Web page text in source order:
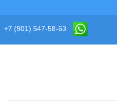
+7 (901) 547-58-63